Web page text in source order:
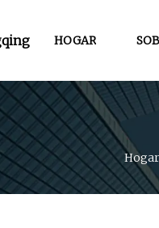
HOGAR
Hogar